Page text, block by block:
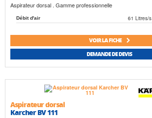
Aspirateur dorsal . Gamme professionnelle
Débit d'air 61 Litres/s
VOIR LA FICHE
DEMANDE DE DEVIS
Aspirateur dorsal
Karcher BV 111